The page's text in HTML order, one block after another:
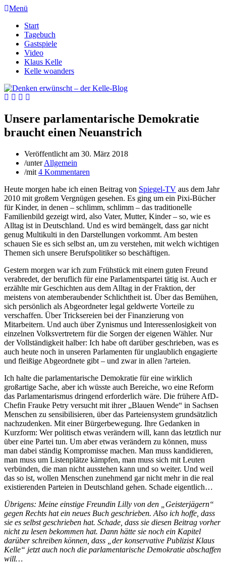
Menü
Start
Tagebuch
Gastspiele
Video
Klaus Kelle
Kelle woanders
Unsere parlamentarische Demokratie
braucht einen Neuanstrich
Veröffentlicht am 30. März 2018
/unterAllgemein
/mit 4 Kommentaren
Heute morgen habe ich einen Beitrag von Spiegel-TV aus dem Jahr
2010 mit großem Vergnügen gesehen. Es ging um ein Pixi-Bücher
für Kinder, in denen – schlimm, schlimm – das traditionelle
Familienbild gezeigt wird, also Vater, Mutter, Kinder – so, wie es
Alltag ist in Deutschland. Und es wird bemängelt, dass gar nicht
genug Multikulti in den Darstellungen vorkommt. Am besten
schauen Sie es sich selbst an, um zu verstehen, mit welch wichtigen
Themen sich unsere Berufspolitiker so beschäftigen.
Gestern morgen war ich zum Frühstück mit einem guten Freund
verabredet, der beruflich für eine Parlamentspartei tätig ist. Auch er
erzählte mir Geschichten aus dem Alltag in der Fraktion, der
meistens von atemberaubender Schlichtheit ist. Über das Bemühen,
sich persönlich als Abgeordneter legal geldwerte Vorteile zu
verschaffen. Über Tricksereien bei der Finanzierung von
Mitarbeitern. Und auch über Zynismus und Interessenlosigkeit von
einzelnen Volksvertretern für die Sorgen der eigenen Wähler. Nur
der Vollständigkeit halber: Ich habe oft darüber geschrieben, was es
auch heute noch in unseren Parlamenten für unglaublich engagierte
und fleißige Abgeordnete gibt – und zwar in allen ?arteien.
Ich halte die parlamentarische Demokratie für eine wirklich
großartige Sache, aber ich wüsste auch Bereiche, wo eine Reform
das Parlamentarismus dringend erforderlich wäre. Die frühere AfD-
Chefin Frauke Petry versucht mit ihrer „Blauen Wende“ in Sachsen
Menschen zu sensibilisieren, über das Parteiensystem grundsätzlich
nachzudenken. Mit einer Bürgerbewegung. Ihre Gedanken in
Kurzform: Wer politisch etwas verändern will, kann das letztlich nur
über eine Partei tun. Um aber etwas verändern zu können, muss
man dabei ständig Kompromisse machen. Man muss kandidieren,
man muss um Listenplätze kämpfen, man muss sich mit Leuten
verbünden, die man nicht ausstehen kann und so weiter. Und weil
das so ist, wollen Menschen zunehmend gar nicht mehr in die real
existierenden Parteien in Deutschland gehen. Schade eigentlich…
Übrigens: Meine einstige Freundin Lilly von den „Geisterjägern“
gegen Rechts hat ein neues Buch geschrieben. Also ich hoffe, dass
sie es selbst geschrieben hat. Schade, dass sie diesen Beitrag vorher
nicht zu lesen bekommen hat. Dann hätte sie noch ein Kapitel
darüber schreiben können, dass „der konservative Publizist Klaus
Kelle“ jetzt auch noch die parlamentarische Demokratie abschaffen
will…